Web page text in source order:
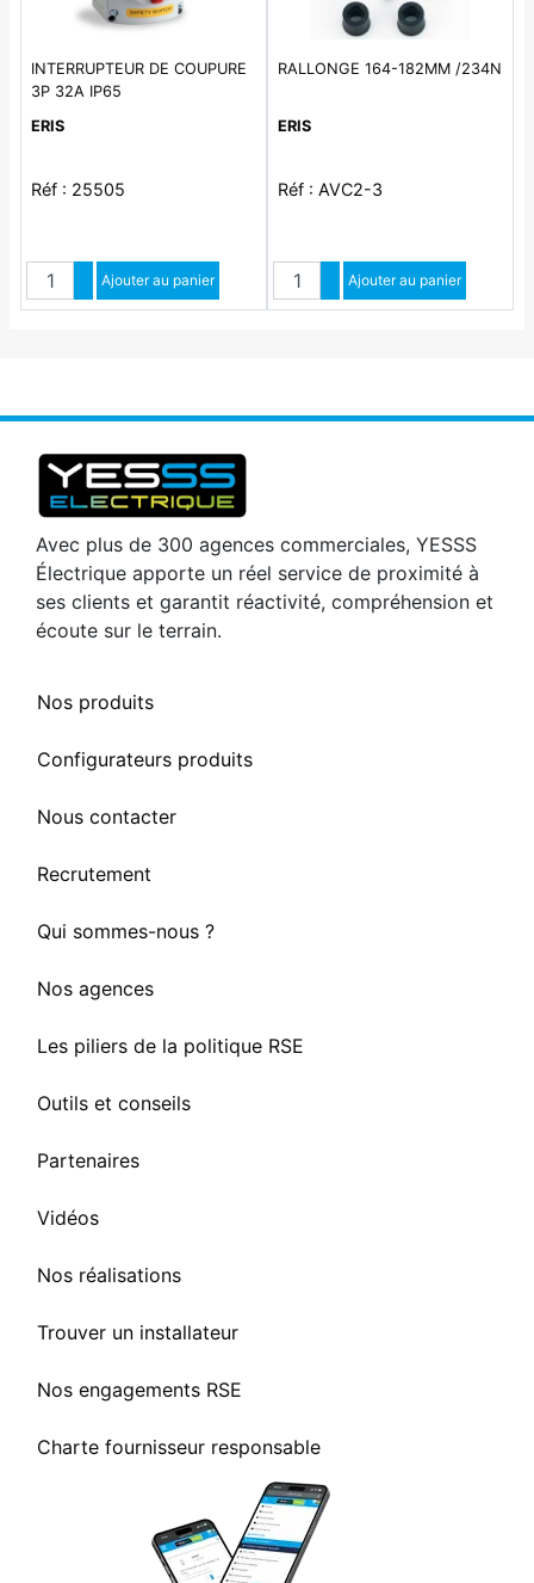
INTERRUPTEUR DE COUPURE
3P 32A IP65
ERIS
Réf : 25505
QuantitéAugmenter quantité
Diminuer quantité
Ajouter au panier
RALLONGE 164-182MM /234N
ERIS
Réf : AVC2-3
QuantitéAugmenter quantité
Diminuer quantité
Ajouter au panier
Avec plus de 300 agences commerciales, YESSS
Électrique apporte un réel service de proximité à
ses clients et garantit réactivité, compréhension et
écoute sur le terrain.
Nos produits
Configurateurs produits
Nous contacter
Recrutement
Qui sommes-nous ?
Nos agences
Les piliers de la politique RSE
Outils et conseils
Partenaires
Vidéos
Nos réalisations
Trouver un installateur
Nos engagements RSE
Charte fournisseur responsable